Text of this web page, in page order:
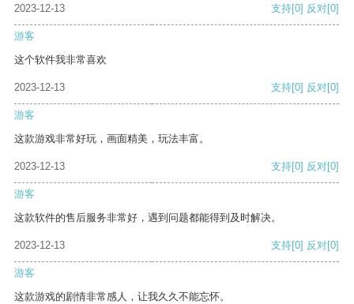
2023-12-13 支持[0] 反对[0]
游客
这个软件我非常喜欢
2023-12-13 支持[0] 反对[0]
游客
这款游戏非常好玩，画面精美，玩法丰富。
2023-12-13 支持[0] 反对[0]
游客
这款软件的售后服务非常好，遇到问题都能得到及时解决。
2023-12-13 支持[0] 反对[0]
游客
这款游戏的剧情非常感人，让我久久不能忘怀。